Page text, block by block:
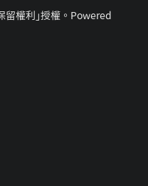
留權利｣授權。Powered